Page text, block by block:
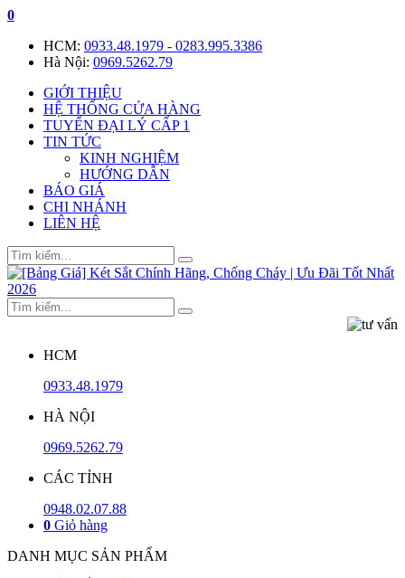
0
HCM: 0933.48.1979 - 0283.995.3386
Hà Nội: 0969.5262.79
GIỚI THIỆU
HỆ THỐNG CỬA HÀNG
TUYỂN ĐẠI LÝ CẤP 1
TIN TỨC
KINH NGHIỆM
HƯỚNG DẪN
BÁO GIÁ
CHI NHÁNH
LIÊN HỆ
HCM
0933.48.1979
HÀ NỘI
0969.5262.79
CÁC TỈNH
0948.02.07.88
0 Giỏ hàng
DANH MỤC SẢN PHẨM